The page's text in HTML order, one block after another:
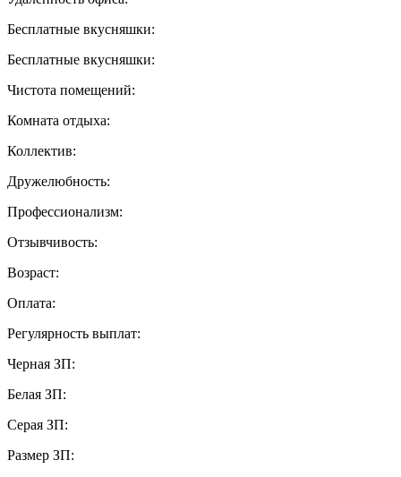
Бесплатные вкусняшки:
Бесплатные вкусняшки:
Чистота помещений:
Комната отдыха:
Коллектив:
Дружелюбность:
Профессионализм:
Отзывчивость:
Возраст:
Оплата:
Регулярность выплат:
Черная ЗП:
Белая ЗП:
Серая ЗП:
Размер ЗП: